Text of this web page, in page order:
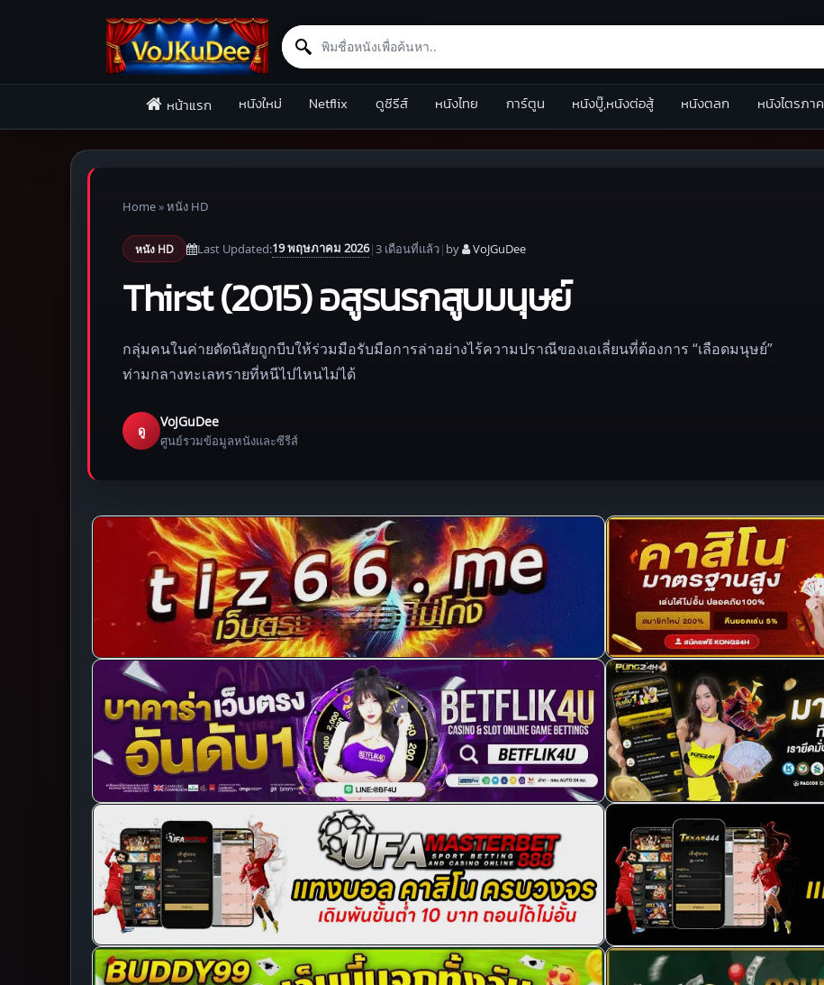
Search for:
หน้าแรก หนังใหม่ Netflix ดูซีรีส์ หนังไทย การ์ตูน หนังบู๊,หนังต่อสู้ หนังตลก หนังไตรภาค
Home»หนัง HD
หนัง HD Last Updated:19 พฤษภาคม 2026|3 เดือนที่แล้ว| by VoJGuDee
Thirst (2015) อสูรนรกสูบมนุษย์
กลุ่มคนในค่ายดัดนิสัยถูกบีบให้ร่วมมือรับมือการล่าอย่างไร้ความปราณีของเอเลี่ยนที่ต้องการ “เลือดมนุษย์”
ท่ามกลางทะเลทรายที่หนีไปไหนไม่ได้
ดู
VoJGuDee
ศูนย์รวมข้อมูลหนังและซีรีส์